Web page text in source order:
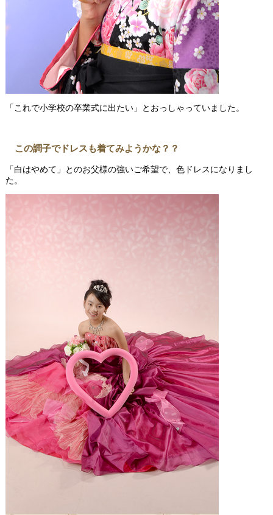
「これで小学校の卒業式に出たい」とおっしゃっていました。
この調子でドレスも着てみようかな？？
「白はやめて」とのお父様の強いご希望で、色ドレスになりまし
た。